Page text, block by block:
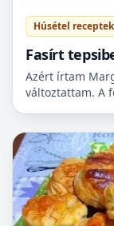
Húsétel receptek
Fasírt
Azért írtam
változtattam. A